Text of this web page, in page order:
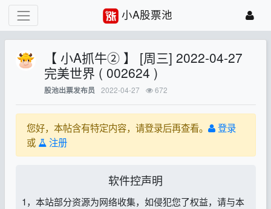
小A股票池
【 小A抓牛② 】 [周三] 2022-04-27
完美世界 ( 002624 )
股池出票发布员 2022-04-27 672
您好，本帖含有特定内容，请登录后再查看。
登录
或
注册
软件控声明
1，本站部分资源为网络收集，如侵犯您了权益，请与本